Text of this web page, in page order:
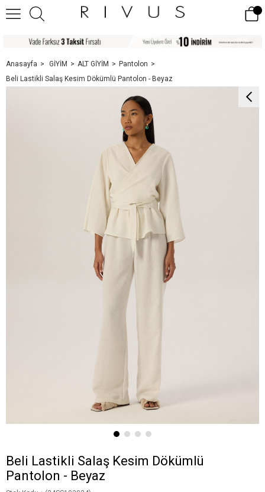
Anasayfa GİYİM ALT GİYİM
Pantolon
Beli Lastikli Salaş Kesim Dökümlü Pantolon - Beyaz
Beli Lastikli Salaş Kesim Dökümlü
Pantolon - Beyaz